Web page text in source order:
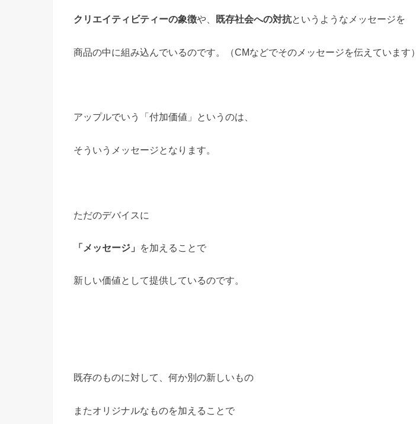
クリエイティビティーの象徴や、 既存社会への対抗というようなメッセージを
商品の中に組み込んでいるのです。（CMなどでそのメッセージを伝えています）
アップルでいう「付加価値」というのは、
そういうメッセージとなります。
ただのデバイスに
「メッセージ」 を加えることで
新しい価値として提供しているのです。
既存のものに対して、何か別の新しいもの
またオリジナルなものを加えることで